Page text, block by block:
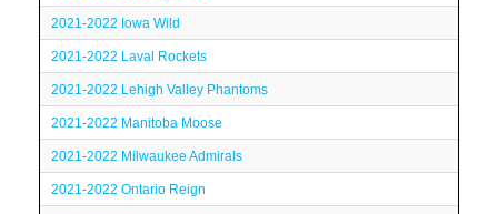
2021-2022 Iowa Wild
2021-2022 Laval Rockets
2021-2022 Lehigh Valley Phantoms
2021-2022 Manitoba Moose
2021-2022 Milwaukee Admirals
2021-2022 Ontario Reign